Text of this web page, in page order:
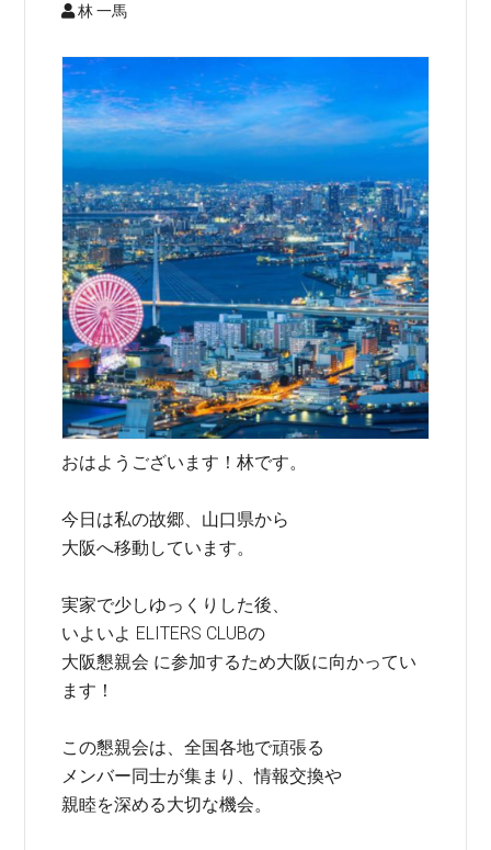
林 一馬
おはようございます！林です。
今日は私の故郷、山口県から
大阪へ移動しています。
実家で少しゆっくりした後、
いよいよ ELITERS CLUBの
大阪懇親会 に参加するため大阪に向かってい
ます！
この懇親会は、全国各地で頑張る
メンバー同士が集まり、情報交換や
親睦を深める大切な機会。